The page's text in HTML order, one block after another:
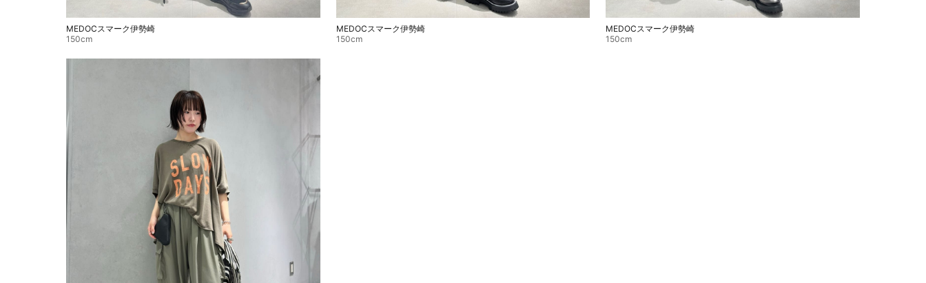
MEDOCスマーク伊勢崎
150cm
MEDOCスマーク伊勢崎
150cm
MEDOCスマーク伊勢崎
150cm